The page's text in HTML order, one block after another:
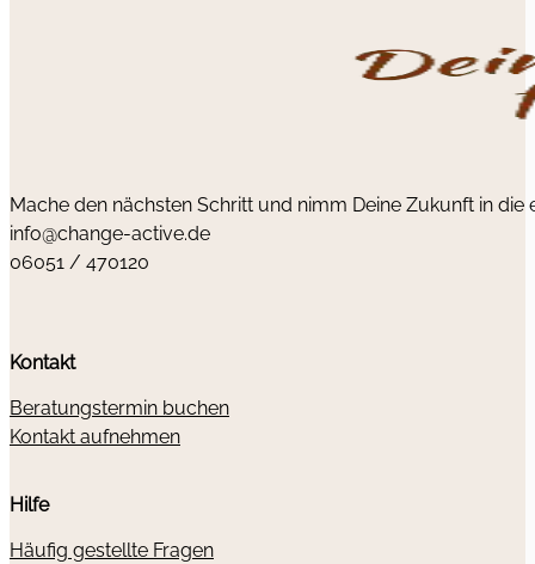
Mache den nächsten Schritt und nimm Deine Zukunft in die
info@change-active.de
06051 / 470120
Kontakt
Beratungstermin buchen
Kontakt aufnehmen
Hilfe
Häufig gestellte Fragen